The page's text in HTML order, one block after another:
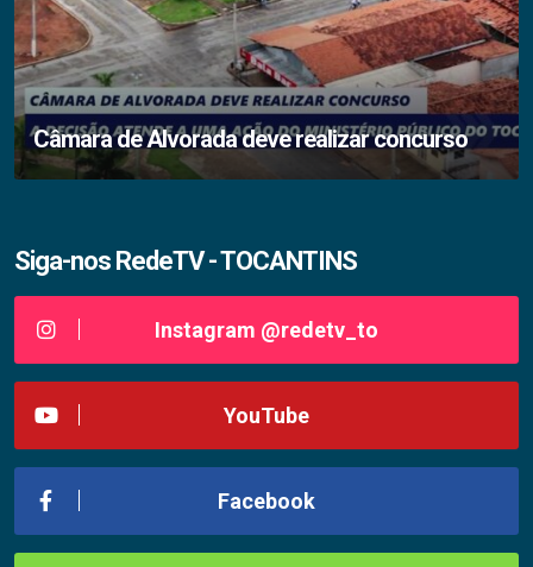
Câmara de Alvorada deve realizar concurso
Siga-nos RedeTV - TOCANTINS
Instagram @redetv_to
YouTube
Facebook